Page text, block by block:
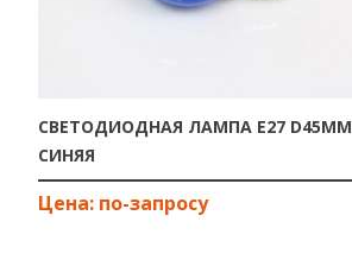
СВЕТОДИОДНАЯ ЛАМПА E27 D45ММ
СИНЯЯ